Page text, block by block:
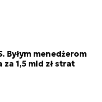
Byłym menedżerom
1,5 mld zł strat